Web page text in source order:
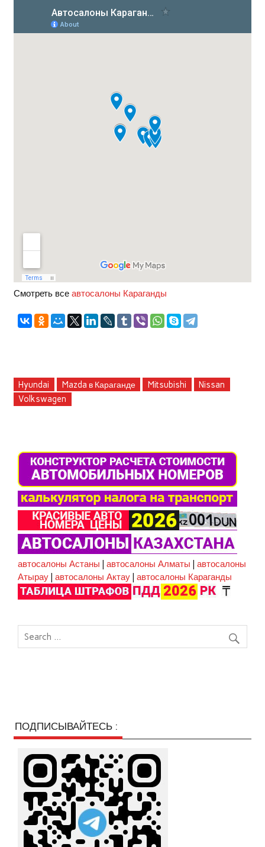
Смотреть все автосалоны Караганды
Hyundai Mazda в Караганде Mitsubishi
Nissan
Volkswagen
автосалоны Астаны |автосалоны Алматы |автосалоны
Атырау |автосалоны Актау |автосалоны Караганды
ПОДПИСЫВАЙТЕСЬ :